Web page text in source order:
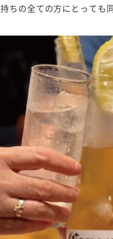
ちの全ての方にとっても